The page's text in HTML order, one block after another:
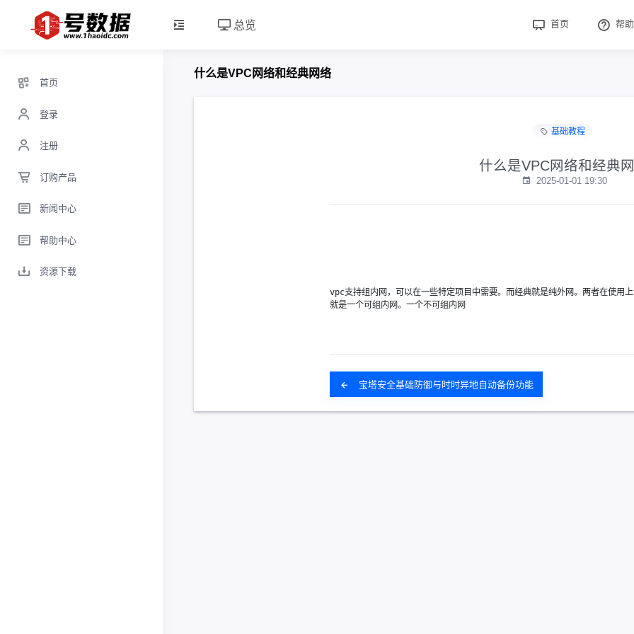
总览 首页 帮助
首页
登录
注册
订购产品
新闻中心
帮助中心
资源下载
什么是VPC网络和经典网络
基础教程
什么是VPC网络和经典
2025-01-01 19:30
vpc支持组内网，可以在一些特定项目中需要。而经典就是纯外网。两者在使用
就是一个可组内网。一个不可组内网
宝塔安全基础防御与时时异地自动备份功能